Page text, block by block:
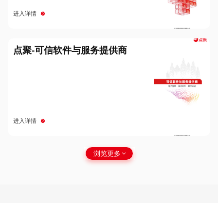
进入详情
点聚-可信软件与服务提供商
进入详情
浏览更多